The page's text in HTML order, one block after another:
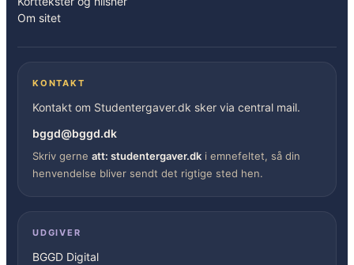
Om sitet
KONTAKT
Kontakt om Studentergaver.dk sker via central mail.
bggd@bggd.dk
Skriv gerne att: studentergaver.dk i emnefeltet, så din
henvendelse bliver sendt det rigtige sted hen.
UDGIVER
BGGD Digital